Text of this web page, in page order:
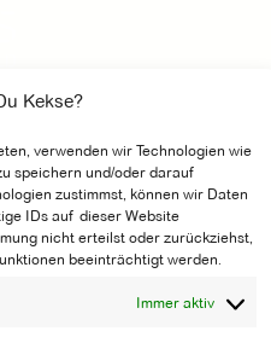
Kekse?
verwenden wir Technologien wie
speichern und/oder darauf
zustimmst, können wir Daten
IDs auf dieser Website
nicht erteilst oder zurückziehst,
beeinträchtigt werden.
Immer aktiv